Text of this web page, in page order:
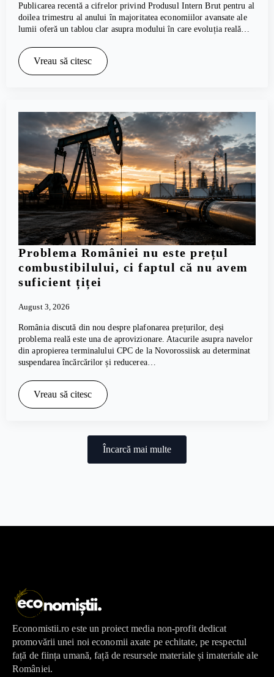
Publicarea recentă a cifrelor privind Produsul Intern Brut pentru al
doilea trimestru al anului în majoritatea economiilor avansate ale
lumii oferă un tablou clar asupra modului în care evoluția reală…
Vreau să citesc
Problema României nu este prețul
combustibilului, ci faptul că nu avem
suficient țiței
August 3, 2026
România discută din nou despre plafonarea prețurilor, deși
problema reală este una de aprovizionare. Atacurile asupra navelor
din apropierea terminalului CPC de la Novorossiisk au determinat
suspendarea încărcărilor și reducerea…
Vreau să citesc
Încarcă mai multe
Economistii.ro este un proiect media non-profit dedicat
promovării unei noi economii axate pe echitate, pe respectul
față de ființa umană, față de resursele materiale și imateriale ale
României.